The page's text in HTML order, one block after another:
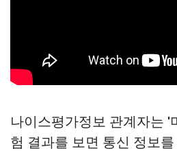
나이스평가정보 관계자는 '
험 결과를 보면 통신 정보